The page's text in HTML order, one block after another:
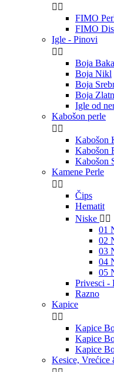
 
FIMO
FIMO
Igle - Pinovi
 
Boja
Boja Nikl
Boja
Boja
Igle od
Kabošon perle
 
Kabošon
Kabošon
Kabošon
Kamene Perle
 
Čips
Hematit
Niske  
01
02
03
04
05
Privesci -
Razno
Kapice
 
Kapice
Kapice
Kapice
Kesice, Vrećice